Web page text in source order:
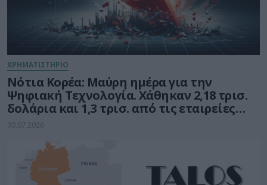
ΧΡΗΜΑΤΙΣΤΗΡΙΟ
Νότια Κορέα: Μαύρη ημέρα για την
Ψηφιακή Τεχνολογία. Χάθηκαν 2,18 τρισ.
δολάρια και 1,3 τρισ. από τις εταιρείες
ημιαγωγών
30.07.2026